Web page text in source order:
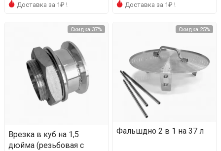
Доставка за 1₽ ! Доставка за 1₽ !
Скидка 37%
Врезка в куб на 1,5
дюйма (резьбовая с
Скидка 25%
Фальшдно 2 в 1 на 37 л